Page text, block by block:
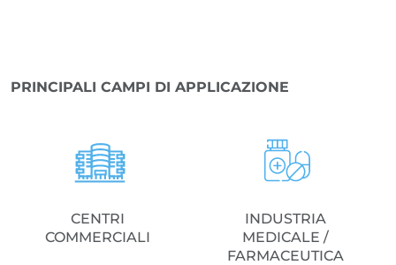
PRINCIPALI CAMPI DI APPLICAZIONE
CENTRI
COMMERCIALI
INDUSTRIA
MEDICALE /
FARMACEUTICA